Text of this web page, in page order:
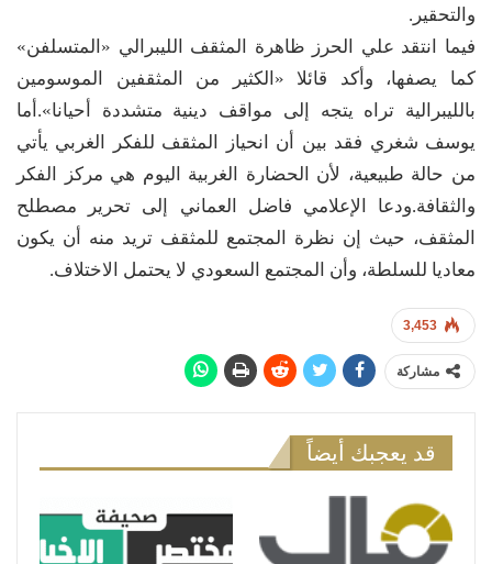
والتحقير.
فيما انتقد علي الحرز ظاهرة المثقف الليبرالي «المتسلفن»
كما يصفها، وأكد قائلا «الكثير من المثقفين الموسومين
بالليبرالية تراه يتجه إلى مواقف دينية متشددة أحيانا».أما
يوسف شغري فقد بين أن انحياز المثقف للفكر الغربي يأتي
من حالة طبيعية، لأن الحضارة الغربية اليوم هي مركز الفكر
والثقافة.ودعا الإعلامي فاضل العماني إلى تحرير مصطلح
المثقف، حيث إن نظرة المجتمع للمثقف تريد منه أن يكون
معاديا للسلطة، وأن المجتمع السعودي لا يحتمل الاختلاف.
3,453
مشاركة
قد يعجبك أيضاً